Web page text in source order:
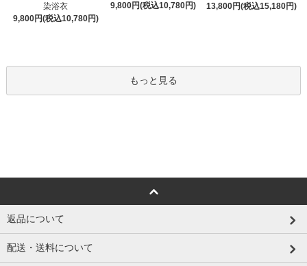
染浴衣
9,800円(税込10,780円)
9,800円(税込10,780円)
13,800円(税込15,180円)
もっと見る
返品について
配送・送料について